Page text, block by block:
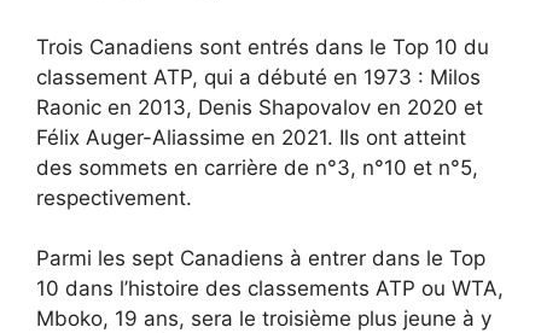
Trois Canadiens sont entrés dans le Top 10 du
classement ATP, qui a débuté en 1973 : Milos
Raonic en 2013, Denis Shapovalov en 2020 et
Félix Auger-Aliassime en 2021. Ils ont atteint
des sommets en carrière de n°3, n°10 et n°5,
respectivement.
Parmi les sept Canadiens à entrer dans le Top
10 dans l’histoire des classements ATP ou WTA,
Mboko, 19 ans, sera le troisième plus jeune à y